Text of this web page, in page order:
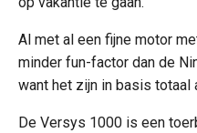
Al met al een fijne motor
minder fun-factor dan de
want het zijn in basis totaal
De Versys 1000 is een